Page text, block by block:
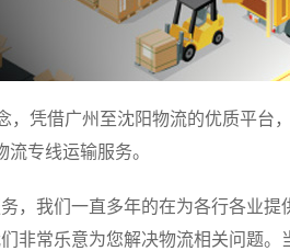
，凭借广州至沈阳物流的优质平台
专线运输服务。
，我们一直多年的在为各行各业
非常乐意为您解决物流相关问题。